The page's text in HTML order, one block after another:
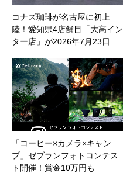
コナズ珈琲が名古屋に初上
陸！愛知県4店舗目「大高イン
ター店」が2026年7月23日…
「コーヒー×カメラ×キャン
プ」ゼブランフォトコンテス
ト開催！賞金10万円も